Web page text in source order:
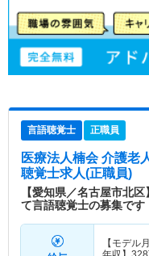
言語聴覚士 正職員
医療法人楠会 介護老
聴覚士求人(正職員)
【愛知県／名古屋市北
て言語聴覚士の募集です
【モデル